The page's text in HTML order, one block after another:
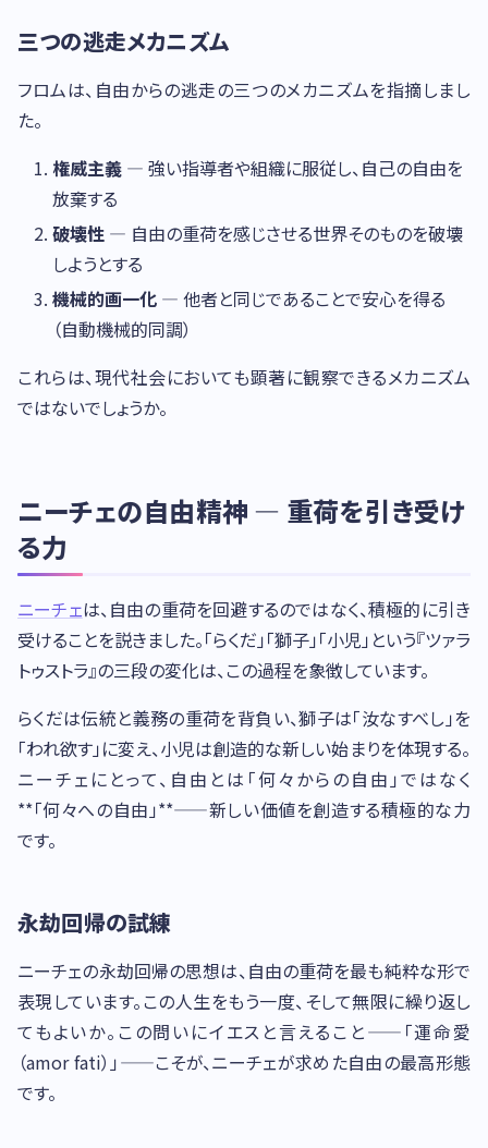
三つの逃走メカニズム
フロムは、自由からの逃走の三つのメカニズムを指摘しまし
た。
権威主義 — 強い指導者や組織に服従し、自己の自由を
放棄する
破壊性 — 自由の重荷を感じさせる世界そのものを破壊
しようとする
機械的画一化 — 他者と同じであることで安心を得る
（自動機械的同調）
これらは、現代社会においても顕著に観察できるメカニズム
ではないでしょうか。
ニーチェの自由精神 — 重荷を引き受け
る力
ニーチェは、自由の重荷を回避するのではなく、積極的に引き
受けることを説きました。「らくだ」「獅子」「小児」という『ツァラ
トゥストラ』の三段の変化は、この過程を象徴しています。
らくだは伝統と義務の重荷を背負い、獅子は「汝なすべし」を
「われ欲す」に変え、小児は創造的な新しい始まりを体現する。
ニーチェにとって、自由とは「何々からの自由」ではなく
**「何々への自由」**——新しい価値を創造する積極的な力
です。
永劫回帰の試練
ニーチェの永劫回帰の思想は、自由の重荷を最も純粋な形で
表現しています。この人生をもう一度、そして無限に繰り返し
てもよいか。この問いにイエスと言えること——「運命愛
（amor fati）」——こそが、ニーチェが求めた自由の最高形態
です。